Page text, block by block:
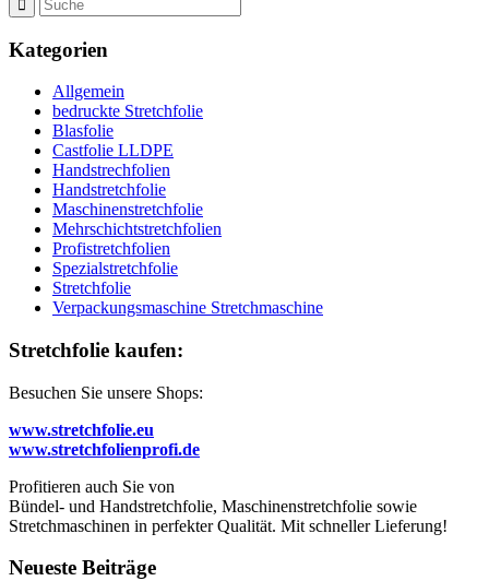
Kategorien
Allgemein
bedruckte Stretchfolie
Blasfolie
Castfolie LLDPE
Handstrechfolien
Handstretchfolie
Maschinenstretchfolie
Mehrschichtstretchfolien
Profistretchfolien
Spezialstretchfolie
Stretchfolie
Verpackungsmaschine Stretchmaschine
Stretchfolie kaufen:
Besuchen Sie unsere Shops:
www.stretchfolie.eu
www.stretchfolienprofi.de
Profitieren auch Sie von
Bündel- und Handstretchfolie, Maschinenstretchfolie sowie
Stretchmaschinen in perfekter Qualität. Mit schneller Lieferung!
Neueste Beiträge